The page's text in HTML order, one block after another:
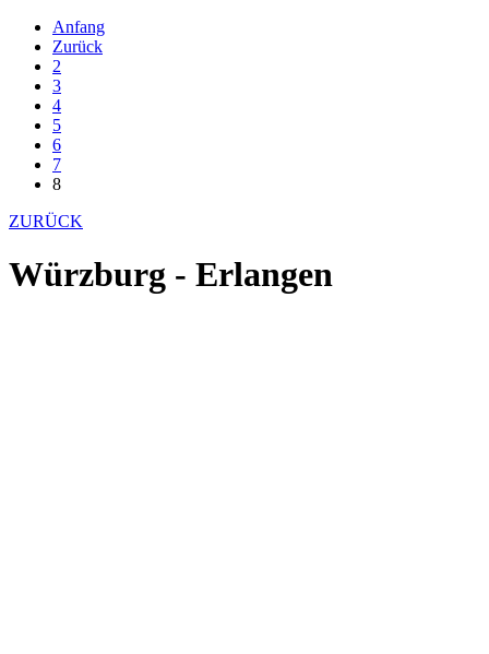
Anfang
Zurück
2
3
4
5
6
7
8
ZURÜCK
Würzburg - Erlangen